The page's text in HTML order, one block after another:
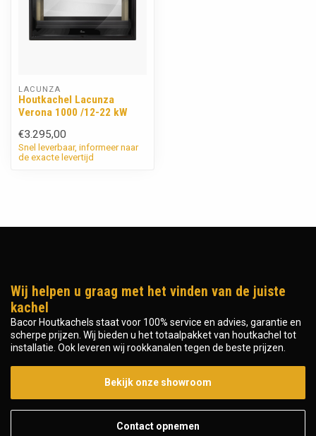
LACUNZA
Houtkachel Lacunza
Verona 1000 /12-22 kW
€3.295,00
Snel leverbaar, informeer naar
de exacte levertijd
Wij helpen u graag met het vinden van de juiste
kachel
Bacor Houtkachels staat voor 100% service en advies, garantie en
scherpe prijzen. Wij bieden u het totaalpakket van houtkachel tot
installatie. Ook leveren wij rookkanalen tegen de beste prijzen.
Bekijk onze showroom
Contact opnemen